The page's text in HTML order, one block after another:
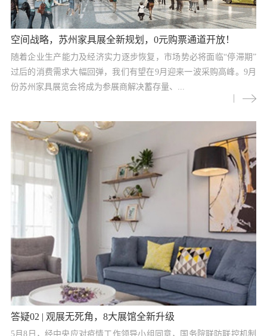
空间战略，苏州家具展全新规划，0元购票通道开放！
随着企业生产能力及经济实力逐步恢复，市场势必将面临“停滞期”
过后的消费需求大幅回弹，我们有望在9月迎来一波采购高峰。9月
份苏州家具展览会将成为参展商解决蓄存量、...
答疑02 | 观展无死角，8大展馆全新升级
5月8日，经中央应对疫情工作领导小组同意，国务院联防联控机制